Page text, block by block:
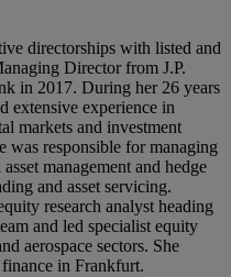
directorships with listed and
Director from J.P.
in 2017. During her 26 years
extensive experience in
markets and investment
was responsible for managing
management and hedge
and asset servicing.
research analyst heading
and led specialist equity
aerospace sectors. She
in Frankfurt.